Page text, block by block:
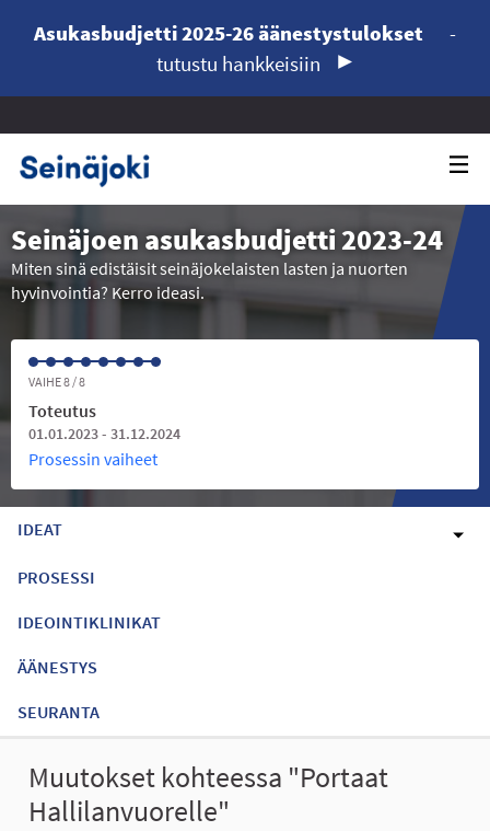
Asukasbudjetti 2025-26 äänestystulokset
-
tutustu hankkeisiin
Seinäjoen asukasbudjetti 2023-24
Miten sinä edistäisit seinäjokelaisten lasten ja nuorten
hyvinvointia? Kerro ideasi.
VAIHE 8 / 8
Toteutus
01.01.2023 - 31.12.2024
Prosessin vaiheet
IDEAT
PROSESSI
IDEOINTIKLINIKAT
ÄÄNESTYS
SEURANTA
Muutokset kohteessa "Portaat
Hallilanvuorelle"